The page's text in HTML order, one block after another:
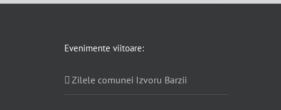
Evenimente viitoare:
Zilele comunei Izvoru Barzii